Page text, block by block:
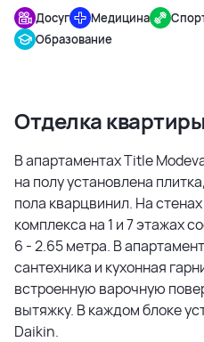
Досуг Медицина
Образование
Отделка квартиры
В апартаментах Title
на полу установлена
пола кварцвинил. На
комплекса на 1 и 7 этажах
6 - 2.65 метра. В
сантехника и кухонная
встроенную варочную
вытяжку. В каждом блоке
Daikin.